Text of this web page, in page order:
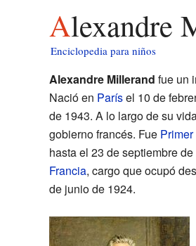
Enciclopedia para niños
Alexandre Millerand fue un
Nació en Parísel 10 de
de 1943. A lo largo de su
gobierno francés. Fue
hasta el 23 de septiembre
Francia, cargo que ocupó
de junio de 1924.